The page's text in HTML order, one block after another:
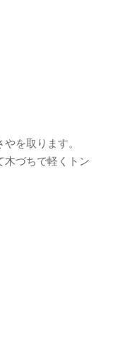
を取ります。
木づちで軽くトン